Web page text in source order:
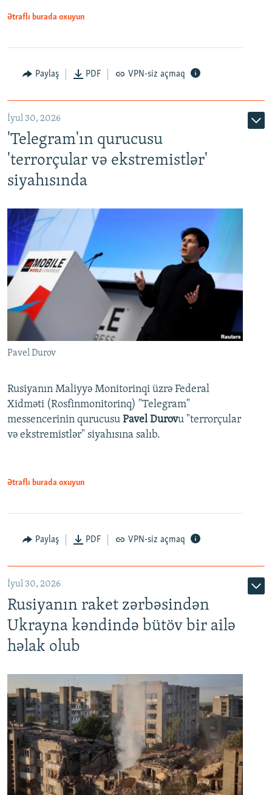
Ətraflı burada oxuyun
Paylaş PDF VPN-siz açmaq
İyul 30, 2026
'Telegram'ın qurucusu
'terrorçular və ekstremistlər'
siyahısında
Pavel Durov
Rusiyanın Maliyyə Monitorinqi üzrə Federal
Xidməti (Rosfinmonitorinq) "Telegram"
messencerinin qurucusu Pavel Durovu "terrorçular
və ekstremistlər" siyahısına salıb.
Ətraflı burada oxuyun
Paylaş PDF VPN-siz açmaq
İyul 30, 2026
Rusiyanın raket zərbəsindən
Ukrayna kəndində bütöv bir ailə
həlak olub